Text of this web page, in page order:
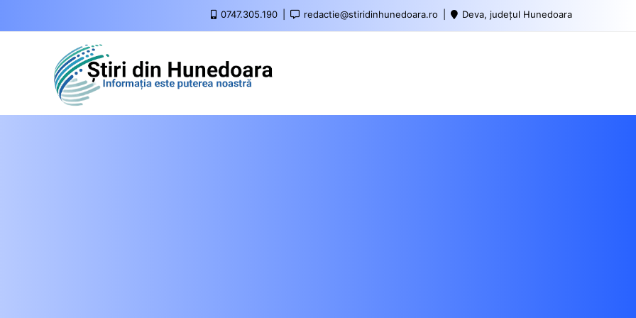
0747.305.190 redactie@stiridinhunedoara.ro Deva, județul Hunedoara